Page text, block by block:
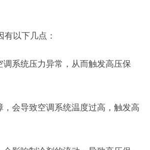
以下几点：
系统压力异常，从而触发高压保
会导致空调系统温度过高，触发高